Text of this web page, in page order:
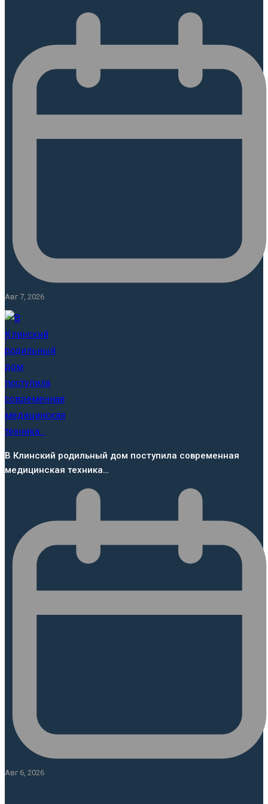
Авг 7, 2026
В Клинский родильный дом поступила современная
медицинская техника…
Авг 6, 2026